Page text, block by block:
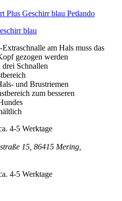
Petlando
blau
am Hals muss das
gezogen werden
Schnallen
und Brustriemen
zum besseren
4-5 Werktage
15, 86415 Mering,
4-5 Werktage